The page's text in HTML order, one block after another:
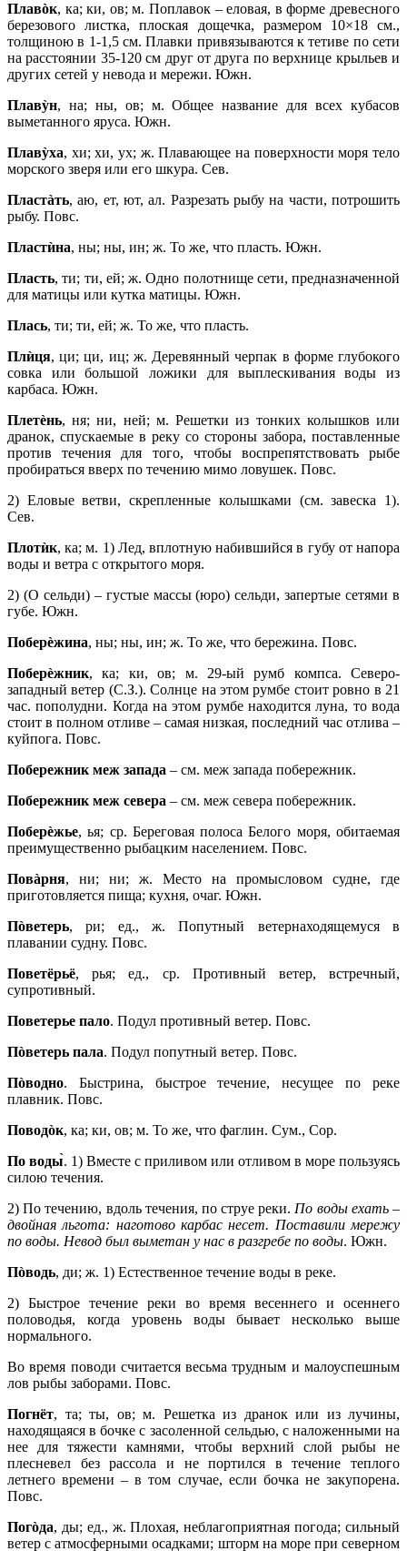
Плавòк, ка; ки, ов; м. Поплавок – еловая, в форме древесного
березового листка, плоская дощечка, размером 10×18 см.,
толщиною в 1‑1,5 см. Плавки привязываются к тетиве по сети
на расстоянии 35‑120 см друг от друга по верхнице крыльев и
других сетей у невода и мережи. Южн.
Плавỳн, на; ны, ов; м. Общее название для всех кубасов
выметанного яруса. Южн.
Плавỳха, хи; хи, ух; ж. Плавающее на поверхности моря тело
морского зверя или его шкура. Сев.
Пластàть, аю, ет, ют, ал. Разрезать рыбу на части, потрошить
рыбу. Повс.
Пластѝна, ны; ны, ин; ж. То же, что пласть. Южн.
Пласть, ти; ти, ей; ж. Одно полотнище сети, предназначенной
для матицы или кутка матицы. Южн.
Плась, ти; ти, ей; ж. То же, что пласть.
Плѝця, ци; ци, иц; ж. Деревянный черпак в форме глубокого
совка или большой ложики для выплескивания воды из
карбаса. Южн.
Плетèнь, ня; ни, ней; м. Решетки из тонких колышков или
дранок, спускаемые в реку со стороны забора, поставленные
против течения для того, чтобы воспрепятствовать рыбе
пробираться вверх по течению мимо ловушек. Повс.
2) Еловые ветви, скрепленные колышками (см. завеска 1).
Сев.
Плотѝк, ка; м. 1) Лед, вплотную набившийся в губу от напора
воды и ветра с открытого моря.
2) (О сельди) – густые массы (юро) сельди, запертые сетями в
губе. Южн.
Поберèжина, ны; ны, ин; ж. То же, что бережина. Повс.
Поберèжник, ка; ки, ов; м. 29-ый румб компса. Северо-
западный ветер (С.З.). Солнце на этом румбе стоит ровно в 21
час. пополудни. Когда на этом румбе находится луна, то вода
стоит в полном отливе – самая низкая, последний час отлива –
куйпога. Повс.
Побережник меж запада – см. меж запада побережник.
Побережник меж севера – см. меж севера побережник.
Поберèжье, ья; ср. Береговая полоса Белого моря, обитаемая
преимущественно рыбацким населением. Повс.
Повàрня, ни; ни; ж. Место на промысловом судне, где
приготовляется пища; кухня, очаг. Южн.
Пòветерь, ри; ед., ж. Попутный ветернаходящемуся в
плавании судну. Повс.
Поветёрьё, рья; ед., ср. Противный ветер, встречный,
супротивный.
Поветерье пало. Подул противный ветер. Повс.
Пòветерь пала. Подул попутный ветер. Повс.
Пòводно. Быстрина, быстрое течение, несущее по реке
плавник. Повс.
Поводòк, ка; ки, ов; м. То же, что фаглин. Сум., Сор.
По воды̀. 1) Вместе с приливом или отливом в море пользуясь
силою течения.
2) По течению, вдоль течения, по струе реки. По воды ехать –
двойная льгота: наготово карбас несет. Поставили мережу
по воды. Невод был выметан у нас в разгребе по воды. Южн.
Пòводь, ди; ж. 1) Естественное течение воды в реке.
2) Быстрое течение реки во время весеннего и осеннего
половодья, когда уровень воды бывает несколько выше
нормального.
Во время поводи считается весьма трудным и малоуспешным
лов рыбы заборами. Повс.
Погнёт, та; ты, ов; м. Решетка из дранок или из лучины,
находящаяся в бочке с засоленной сельдью, с наложенными на
нее для тяжести камнями, чтобы верхний слой рыбы не
плесневел без рассола и не портился в течение теплого
летнего времени – в том случае, если бочка не закупорена.
Повс.
Погòда, ды; ед., ж. Плохая, неблагоприятная погода; сильный
ветер с атмосферными осадками; шторм на море при северном